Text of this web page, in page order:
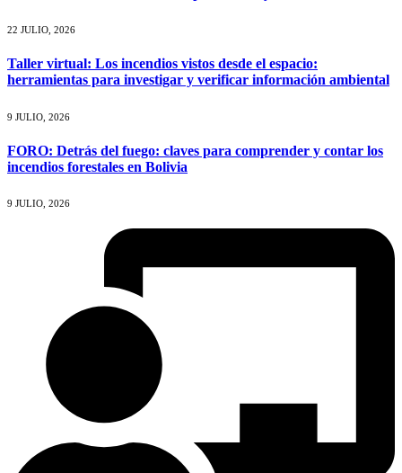
22 JULIO, 2026
Taller virtual: Los incendios vistos desde el espacio:
herramientas para investigar y verificar información ambiental
9 JULIO, 2026
FORO: Detrás del fuego: claves para comprender y contar los
incendios forestales en Bolivia
9 JULIO, 2026